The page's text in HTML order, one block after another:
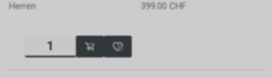
Herren 399.00 CHF